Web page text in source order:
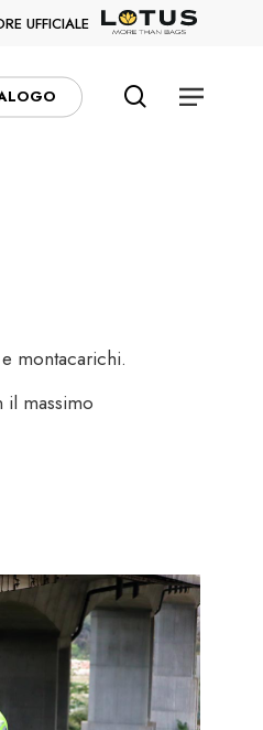
UFFICIALE
Menu
search
montacarichi.
massimo